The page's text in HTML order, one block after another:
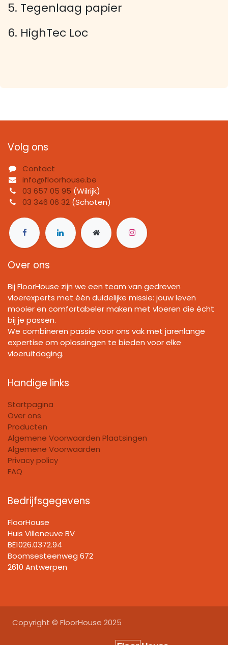
5. Tegenlaag papier
6. HighTec Loc
Volg ons
Contact
info@floorhouse.be
03 657 05 95 (Wilrijk)
03 346 06 32 (Schoten)
Over ons
Bij FloorHouse zijn we een team van gedreven
vloerexperts met één duidelijke missie: jouw leven
mooier en comfortabeler maken met vloeren die écht
bij je passen.
We combineren passie voor ons vak met jarenlange
expertise om oplossingen te bieden voor elke
vloeruitdaging.
Handige links
Startpagina
Over ons
Producten
Algemene Voorwaarden Plaatsingen
Algemene Voorwaarden
Privacy policy
FAQ
Bedrijfsgegevens
FloorHouse
Huis Villeneuve BV​
BE1026.0372.94
Boomsesteenweg 672
2610 Antwerpen
Copyright © FloorHouse 2025